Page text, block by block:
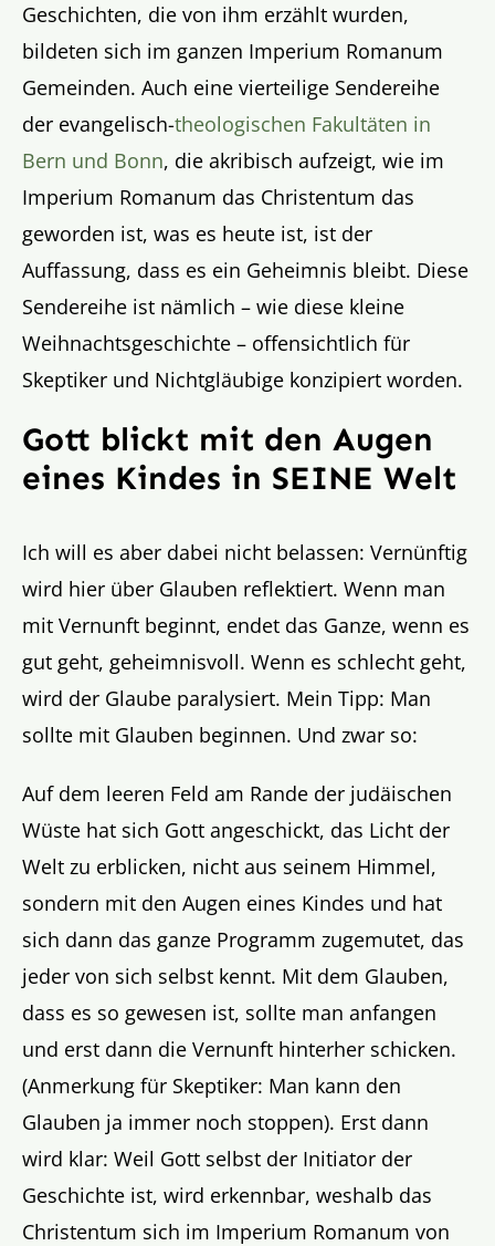
Geschichten, die von ihm erzählt wurden,
bildeten sich im ganzen Imperium Romanum
Gemeinden. Auch eine vierteilige Sendereihe
der evangelisch-theologischen Fakultäten in
Bern und Bonn, die akribisch aufzeigt, wie im
Imperium Romanum das Christentum das
geworden ist, was es heute ist, ist der
Auffassung, dass es ein Geheimnis bleibt. Diese
Sendereihe ist nämlich – wie diese kleine
Weihnachtsgeschichte – offensichtlich für
Skeptiker und Nichtgläubige konzipiert worden.
Gott blickt mit den Augen
eines Kindes in SEINE Welt
Ich will es aber dabei nicht belassen: Vernünftig
wird hier über Glauben reflektiert. Wenn man
mit Vernunft beginnt, endet das Ganze, wenn es
gut geht, geheimnisvoll. Wenn es schlecht geht,
wird der Glaube paralysiert. Mein Tipp: Man
sollte mit Glauben beginnen. Und zwar so:
Auf dem leeren Feld am Rande der judäischen
Wüste hat sich Gott angeschickt, das Licht der
Welt zu erblicken, nicht aus seinem Himmel,
sondern mit den Augen eines Kindes und hat
sich dann das ganze Programm zugemutet, das
jeder von sich selbst kennt. Mit dem Glauben,
dass es so gewesen ist, sollte man anfangen
und erst dann die Vernunft hinterher schicken.
(Anmerkung für Skeptiker: Man kann den
Glauben ja immer noch stoppen). Erst dann
wird klar: Weil Gott selbst der Initiator der
Geschichte ist, wird erkennbar, weshalb das
Christentum sich im Imperium Romanum von